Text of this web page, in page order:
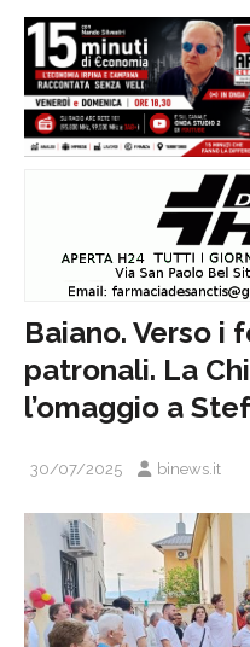
Baiano. Verso i
patronali. La
l’omaggio a
30/07/2025 binews.it